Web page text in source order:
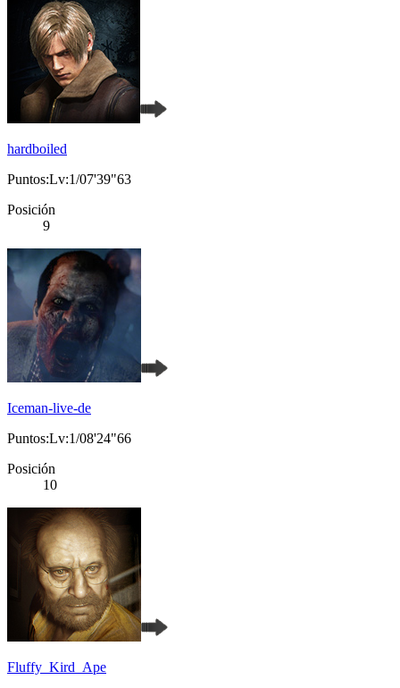
hardboiled
Puntos:Lv:1/07'39"63
Posición
9
Iceman-live-de
Puntos:Lv:1/08'24"66
Posición
10
Fluffy_Kird_Ape